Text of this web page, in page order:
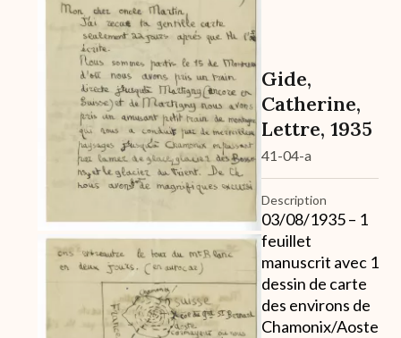
Gide,
Catherine,
Lettre, 1935
41-04-a
Description
03/08/1935 – 1
feuillet
manuscrit avec 1
dessin de carte
des environs de
Chamonix/Aoste